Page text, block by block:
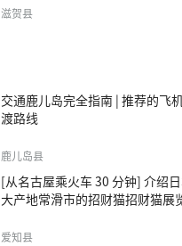
滋贺县
交通鹿儿岛完全指南 | 推荐的飞
渡路线
鹿儿岛县
[从名古屋乘火车 30 分钟] 介绍
大产地常滑市的招财猫招财猫展
爱知县